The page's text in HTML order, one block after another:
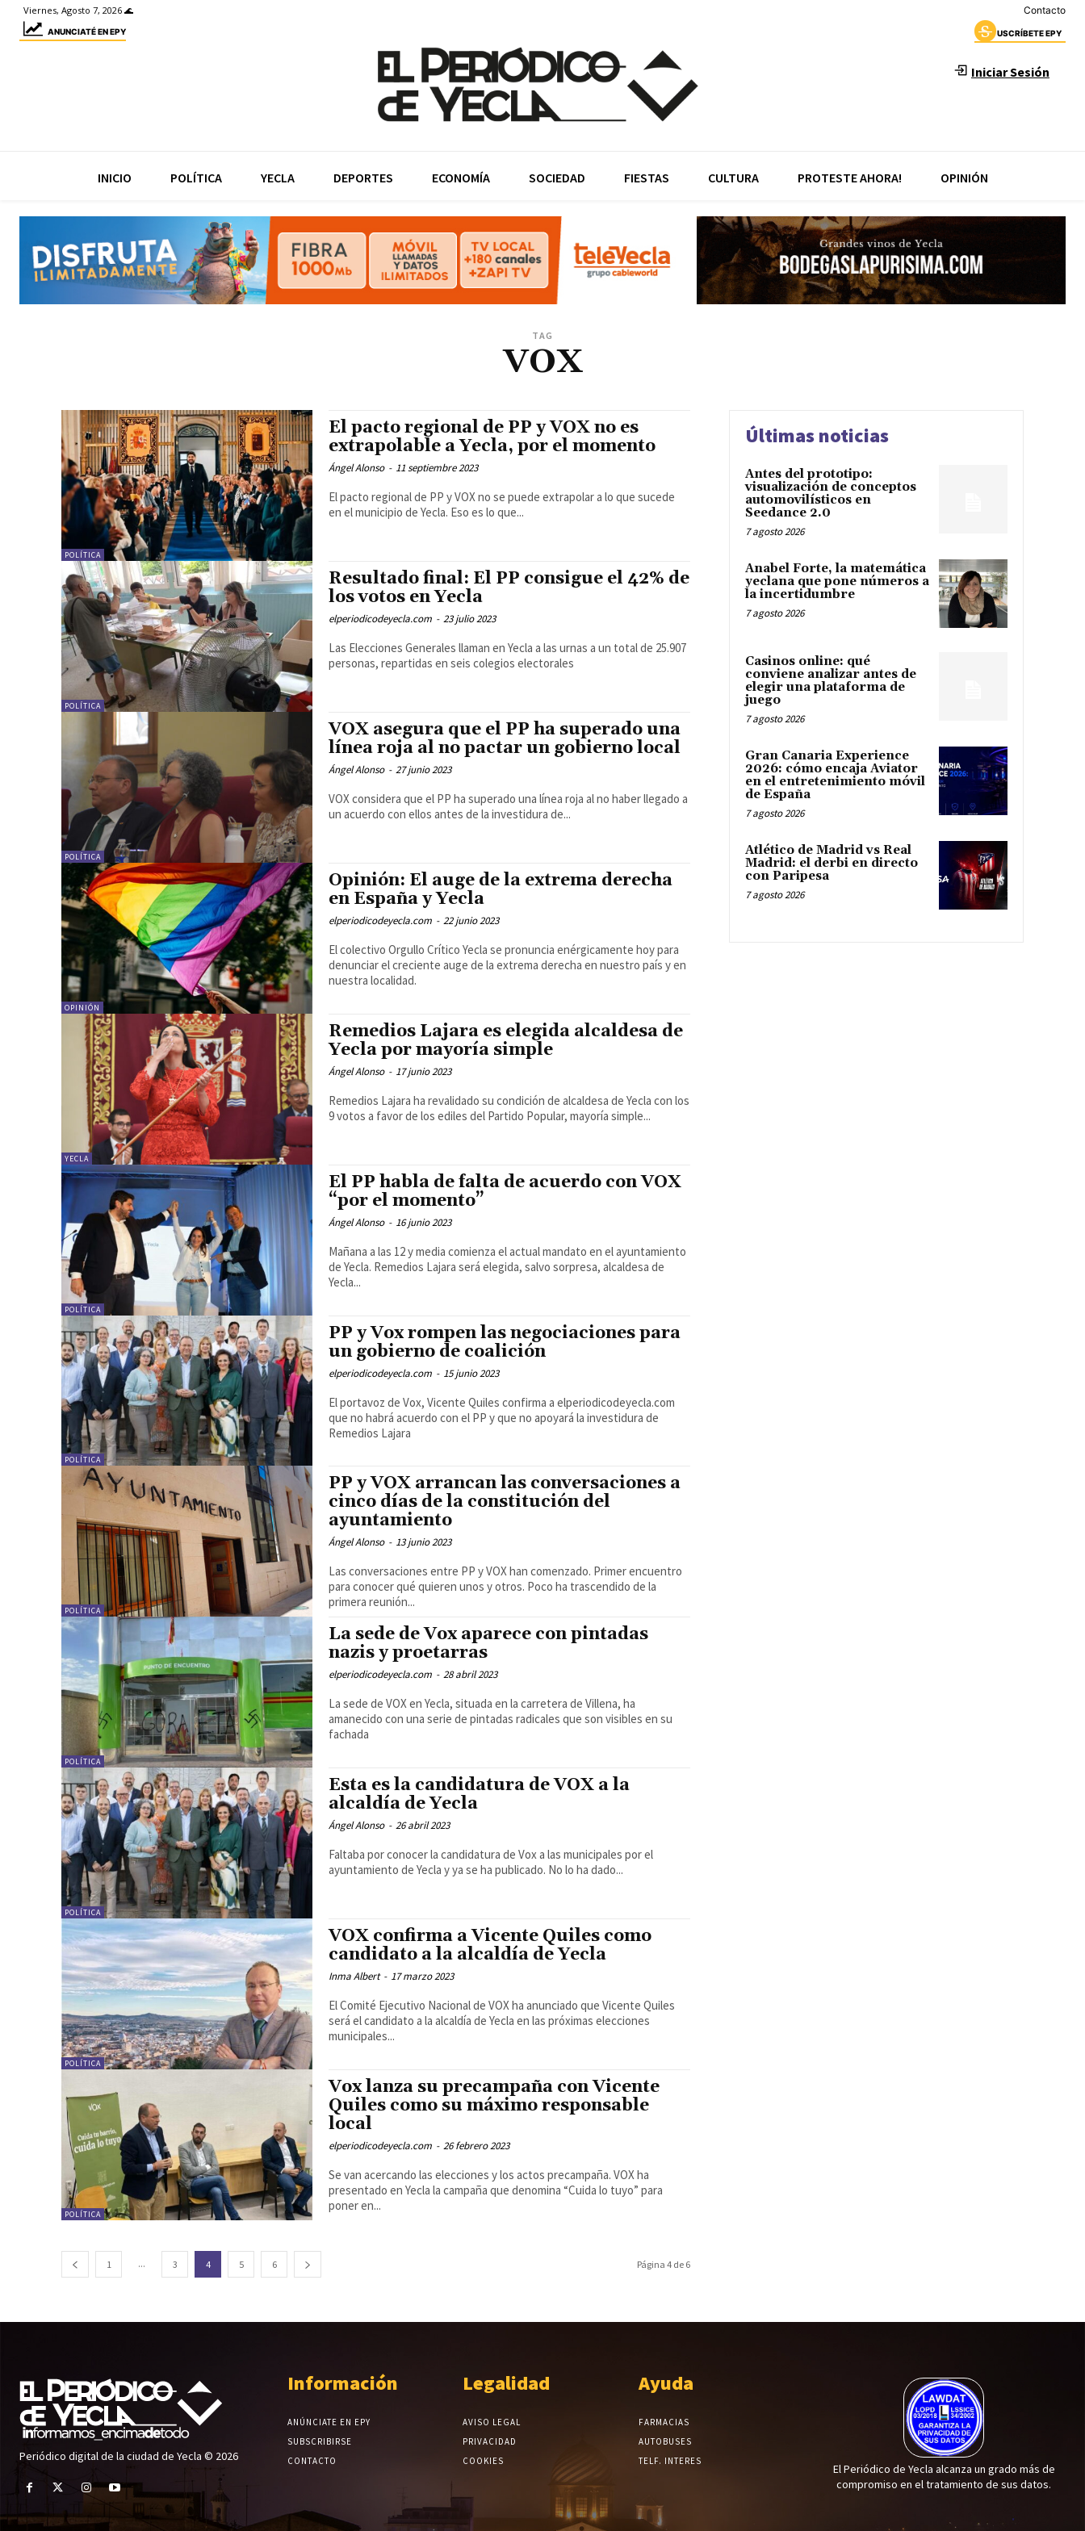
Viernes, Agosto 7, 2026 🌊 Contacto
ANUNCIATÉ EN EPY USCRÍBETE EPY
Iniciar Sesión
INICIO POLÍTICA YECLA DEPORTES ECONOMÍA SOCIEDAD FIESTAS CULTURA PROTESTE AHORA! OPINIÓN
TAG
VOX
POLÍTICA
El pacto regional de PP y VOX no es
extrapolable a Yecla, por el momento
Ángel Alonso - 11 septiembre 2023
El pacto regional de PP y VOX no se puede extrapolar a lo que sucede
en el municipio de Yecla. Eso es lo que...
POLÍTICA
Resultado final: El PP consigue el 42% de
los votos en Yecla
elperiodicodeyecla.com - 23 julio 2023
Las Elecciones Generales llaman en Yecla a las urnas a un total de 25.907
personas, repartidas en seis colegios electorales
POLÍTICA
VOX asegura que el PP ha superado una
línea roja al no pactar un gobierno local
Ángel Alonso - 27 junio 2023
VOX considera que el PP ha superado una línea roja al no haber llegado a
un acuerdo con ellos antes de la investidura de...
OPINIÓN
Opinión: El auge de la extrema derecha
en España y Yecla
elperiodicodeyecla.com - 22 junio 2023
El colectivo Orgullo Crítico Yecla se pronuncia enérgicamente hoy para
denunciar el creciente auge de la extrema derecha en nuestro país y en
nuestra localidad.
YECLA
Remedios Lajara es elegida alcaldesa de
Yecla por mayoría simple
Ángel Alonso - 17 junio 2023
Remedios Lajara ha revalidado su condición de alcaldesa de Yecla con los
9 votos a favor de los ediles del Partido Popular, mayoría simple...
POLÍTICA
El PP habla de falta de acuerdo con VOX
“por el momento”
Ángel Alonso - 16 junio 2023
Mañana a las 12 y media comienza el actual mandato en el ayuntamiento
de Yecla. Remedios Lajara será elegida, salvo sorpresa, alcaldesa de
Yecla...
POLÍTICA
PP y Vox rompen las negociaciones para
un gobierno de coalición
elperiodicodeyecla.com - 15 junio 2023
El portavoz de Vox, Vicente Quiles confirma a elperiodicodeyecla.com
que no habrá acuerdo con el PP y que no apoyará la investidura de
Remedios Lajara
POLÍTICA
PP y VOX arrancan las conversaciones a
cinco días de la constitución del
ayuntamiento
Ángel Alonso - 13 junio 2023
Las conversaciones entre PP y VOX han comenzado. Primer encuentro
para conocer qué quieren unos y otros. Poco ha trascendido de la
primera reunión...
POLÍTICA
La sede de Vox aparece con pintadas
nazis y proetarras
elperiodicodeyecla.com - 28 abril 2023
La sede de VOX en Yecla, situada en la carretera de Villena, ha
amanecido con una serie de pintadas radicales que son visibles en su
fachada
POLÍTICA
Esta es la candidatura de VOX a la
alcaldía de Yecla
Ángel Alonso - 26 abril 2023
Faltaba por conocer la candidatura de Vox a las municipales por el
ayuntamiento de Yecla y ya se ha publicado. No lo ha dado...
POLÍTICA
VOX confirma a Vicente Quiles como
candidato a la alcaldía de Yecla
Inma Albert - 17 marzo 2023
El Comité Ejecutivo Nacional de VOX ha anunciado que Vicente Quiles
será el candidato a la alcaldía de Yecla en las próximas elecciones
municipales...
POLÍTICA
Vox lanza su precampaña con Vicente
Quiles como su máximo responsable
local
elperiodicodeyecla.com - 26 febrero 2023
Se van acercando las elecciones y los actos precampaña. VOX ha
presentado en Yecla la campaña que denomina “Cuida lo tuyo” para
poner en...
1 ... 3 4 5 6 Página 4 de 6
Últimas noticias
Antes del prototipo:
visualización de conceptos
automovilísticos en
Seedance 2.0
7 agosto 2026
Anabel Forte, la matemática
yeclana que pone números a
la incertidumbre
7 agosto 2026
Casinos online: qué
conviene analizar antes de
elegir una plataforma de
juego
7 agosto 2026
Gran Canaria Experience
2026: cómo encaja Aviator
en el entretenimiento móvil
de España
7 agosto 2026
Atlético de Madrid vs Real
Madrid: el derbi en directo
con Paripesa
7 agosto 2026
Periódico digital de la ciudad de Yecla © 2026
Información
ANÚNCIATE EN EPY
SUBSCRIBIRSE
CONTACTO
Legalidad
AVISO LEGAL
PRIVACIDAD
COOKIES
Ayuda
FARMACIAS
AUTOBUSES
TELF. INTERES
El Periódico de Yecla alcanza un grado más de
compromiso en el tratamiento de sus datos.